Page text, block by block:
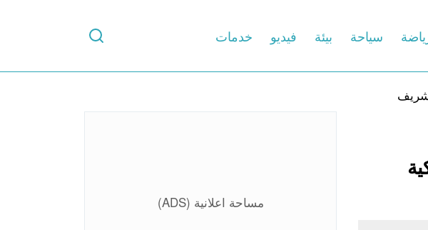
سياحة بيئة فيديو خدمات
مساحة اعلانية (ADS)